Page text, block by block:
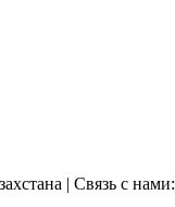
| Связь с нами: